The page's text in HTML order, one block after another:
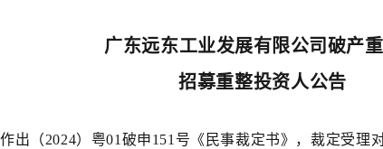
广东远东工业发展有限公司破产
招募重整投资人公告
出（2024）粤01破申151号《民事裁定书》，裁定受